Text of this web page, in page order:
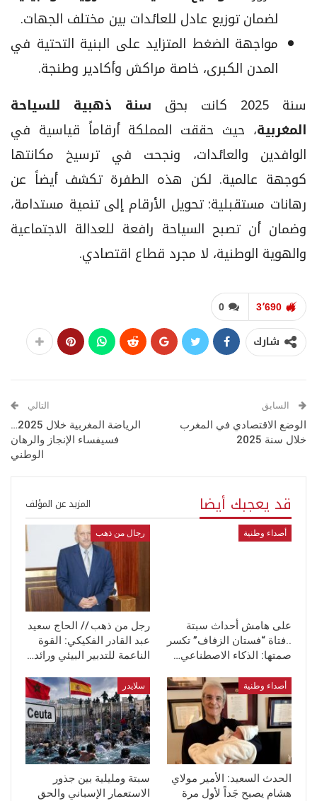
لضمان توزيع عادل للعائدات بين مختلف الجهات.
مواجهة الضغط المتزايد على البنية التحتية في
المدن الكبرى، خاصة مراكش وأكادير وطنجة.
سنة 2025 كانت بحق
سنة ذهبية للسياحة
المغربية، حيث حققت المملكة أرقاماً قياسية في
الوافدين والعائدات، ونجحت في ترسيخ مكانتها
كوجهة عالمية. لكن هذه الطفرة تكشف أيضاً عن
رهانات مستقبلية: تحويل الأرقام إلى تنمية مستدامة،
وضمان أن تصبح السياحة رافعة للعدالة الاجتماعية
والهوية الوطنية، لا مجرد قطاع اقتصادي.
0 3٬690
شارك
السابق
الوضع الاقتصادي في المغرب
خلال سنة 2025
التالي
الرياضة المغربية خلال 2025…
فسيفساء الإنجاز والرهان
الوطني
قد يعجبك أيضا المزيد عن المؤلف
أصداء وطنية
على هامش أحداث سبتة
..فتاة “فستان الزفاف” تكسر
صمتها: الذكاء الاصطناعي…
رجال من ذهب
رجل من ذهب // الحاج سعيد
عبد القادر الفكيكي: القوة
الناعمة للتدبير البيئي ورائد…
أصداء وطنية
الحدث السعيد: الأمير مولاي
هشام يصبح جَداً لأول مرة
سلايدر
سبتة ومليلية بين جذور
الاستعمار الإسباني والحق